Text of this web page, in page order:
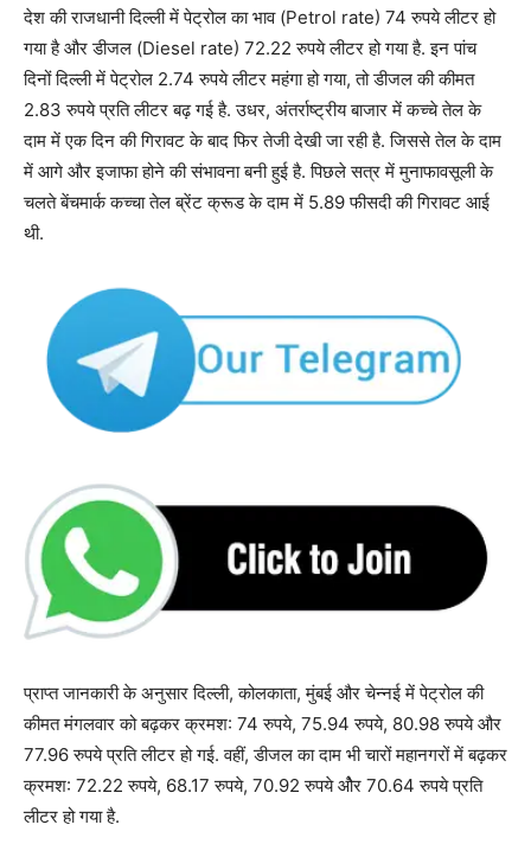
देश की राजधानी दिल्ली में पेट्रोल का भाव (Petrol rate) 74 रुपये लीटर हो
गया है और डीजल (Diesel rate) 72.22 रुपये लीटर हो गया है. इन पांच
दिनों दिल्ली में पेट्रोल 2.74 रुपये लीटर महंगा हो गया, तो डीजल की कीमत
2.83 रुपये प्रति लीटर बढ़ गई है. उधर, अंतर्राष्ट्रीय बाजार में कच्चे तेल के
दाम में एक दिन की गिरावट के बाद फिर तेजी देखी जा रही है. जिससे तेल के दाम
में आगे और इजाफा होने की संभावना बनी हुई है. पिछले सत्र में मुनाफावसूली के
चलते बेंचमार्क कच्चा तेल ब्रेंट क्रूड के दाम में 5.89 फीसदी की गिरावट आई
थी.
प्राप्त जानकारी के अनुसार दिल्ली, कोलकाता, मुंबई और चेन्नई में पेट्रोल की
कीमत मंगलवार को बढ़कर क्रमश: 74 रुपये, 75.94 रुपये, 80.98 रुपये और
77.96 रुपये प्रति लीटर हो गई. वहीं, डीजल का दाम भी चारों महानगरों में बढ़कर
क्रमश: 72.22 रुपये, 68.17 रुपये, 70.92 रुपये ओैर 70.64 रुपये प्रति
लीटर हो गया है.